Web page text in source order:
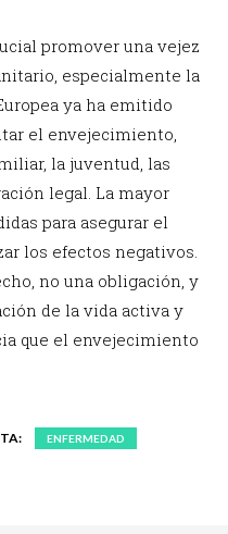
promover una vejez
especialmente la
ya ha emitido
el envejecimiento,
la juventud, las
legal. La mayor
para asegurar el
los efectos negativos.
no una obligación, y
de la vida activa y
que el envejecimiento
ENFERMEDAD